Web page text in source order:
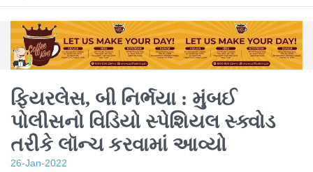
ફિયરલેસ, બી નિર્ભયા : મુંબઈ
પોલીસનો વિડિયો સ્પેશિયલ સ્ક્વોડ
તરીકે લૉન્ચ કરવામાં આવ્યો
26-Jan-2022